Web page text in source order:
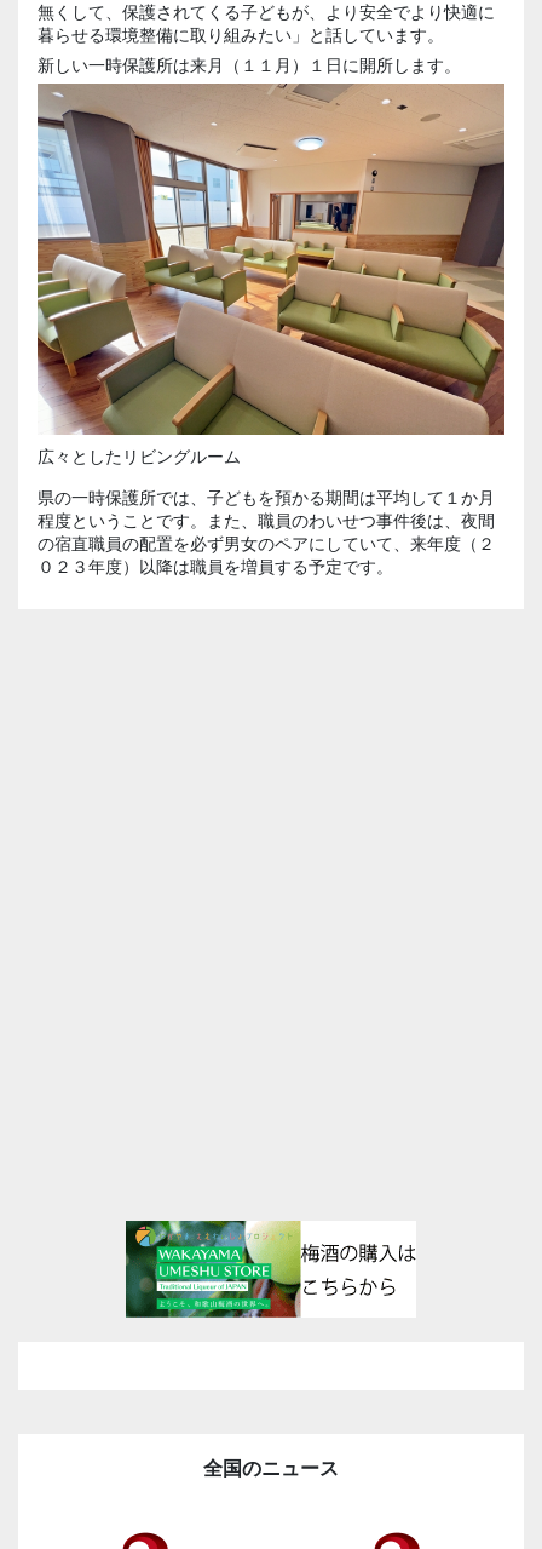
無くして、保護されてくる子どもが、より安全でより快適に
暮らせる環境整備に取り組みたい」と話しています。
新しい一時保護所は来月（１１月）１日に開所します。
広々としたリビングルーム
県の一時保護所では、子どもを預かる期間は平均して１か月
程度ということです。また、職員のわいせつ事件後は、夜間
の宿直職員の配置を必ず男女のペアにしていて、来年度（２
０２３年度）以降は職員を増員する予定です。
全国のニュース